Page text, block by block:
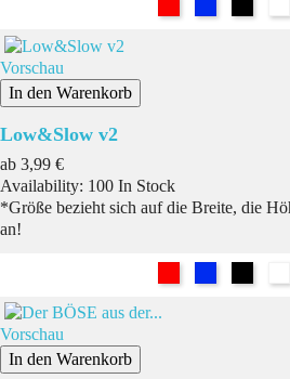
Vorschau
In den Warenkorb
Low&Slow v2
ab Preis
3,99 €
Availability: 100 In Stock
*Größe bezieht sich auf die Breite, die
an!
Vorschau
In den Warenkorb